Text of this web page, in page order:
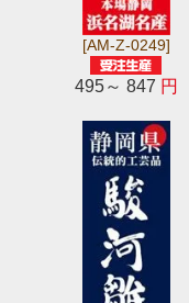
[AM-Z-0249]
495～ 847 円